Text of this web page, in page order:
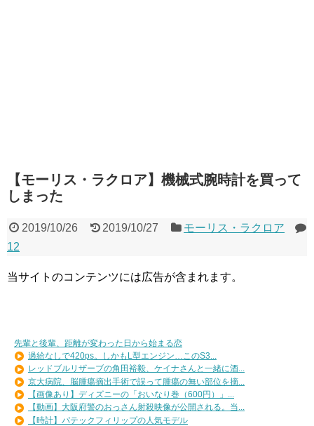
【モーリス・ラクロア】機械式腕時計を買って
しまった
2019/10/26 2019/10/27
モーリス・ラクロア
12
当サイトのコンテンツには広告が含まれます。
先輩と後輩、距離が変わった日から始まる恋
過給なしで420ps。しかもL型エンジン…このS3...
レッドブルリザーブの角田裕毅、ケイナさんと一緒に酒...
京大病院、脳腫瘍摘出手術で誤って腫瘍の無い部位を摘...
【画像あり】ディズニーの「おいなり巻（600円）」...
【動画】大阪府警のおっさん射殺映像が公開される。当...
【時計】パテックフィリップの人気モデル